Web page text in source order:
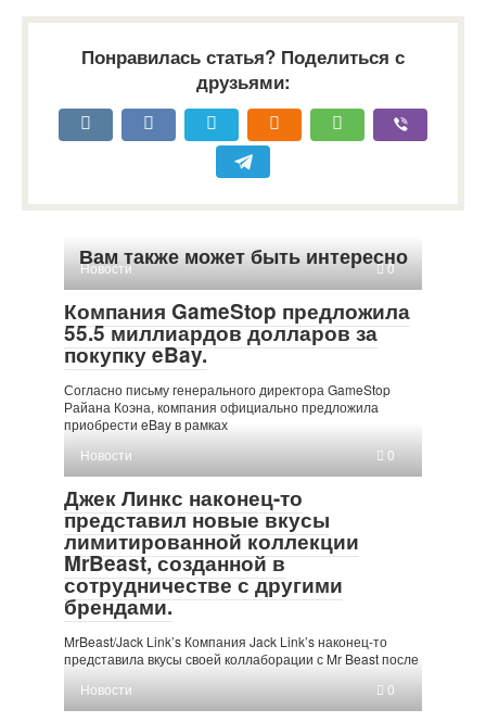
Понравилась статья? Поделиться с
друзьями:
Вам также может быть интересно
Новости 0
Компания GameStop предложила
55.5 миллиардов долларов за
покупку eBay.
Согласно письму генерального директора GameStop
Райана Коэна, компания официально предложила
приобрести eBay в рамках
Новости
0
Джек Линкс наконец-то
представил новые вкусы
лимитированной коллекции
MrBeast, созданной в
сотрудничестве с другими
брендами.
MrBeast/Jack Link’s Компания Jack Link’s наконец-то
представила вкусы своей коллаборации с Mr Beast после
Новости
0